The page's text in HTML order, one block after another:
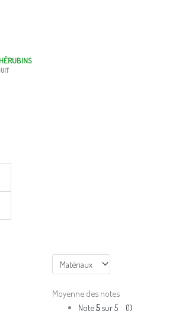
Moyenne des notes
Note5sur 5 (1)